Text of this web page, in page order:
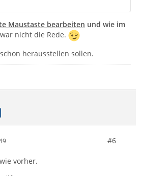
Maustaste bearbeiten und wie im
nicht die Rede.
herausstellen sollen.
#6
vorher.